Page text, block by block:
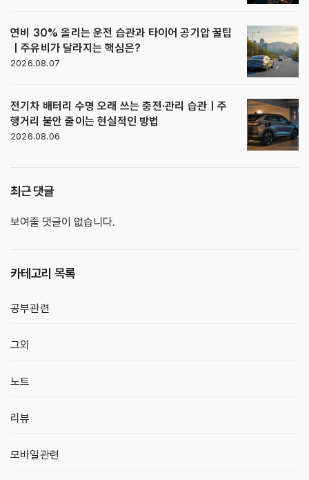
연비 30% 올리는 운전 습관과 타이어 공기압 꿀팁
｜주유비가 달라지는 핵심은?
2026.08.07
전기차 배터리 수명 오래 쓰는 충전·관리 습관｜주
행거리 불안 줄이는 현실적인 방법
2026.08.06
최근 댓글
보여줄 댓글이 없습니다.
카테고리 목록
공부관련
그외
노트
리뷰
모바일관련